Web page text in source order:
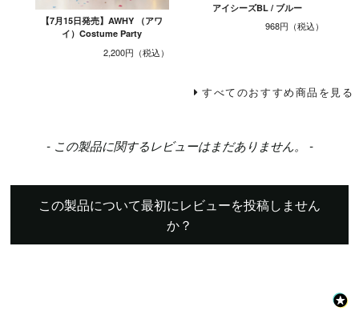
【7月15日発売】AWHY （アワ
イ）Costume Party
2,200円
アイシーズBL / ブルー
968円
すべてのおすすめ商品を見る
- この製品に関するレビューはまだありません。 -
この製品について最初にレビューを投稿しません
か？
New content loaded